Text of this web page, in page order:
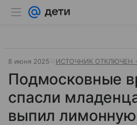
8 июня 2025 ИСТОЧНИК ОТКЛЮЧЕН -
Подмосковные
спасли
выпил лимонную